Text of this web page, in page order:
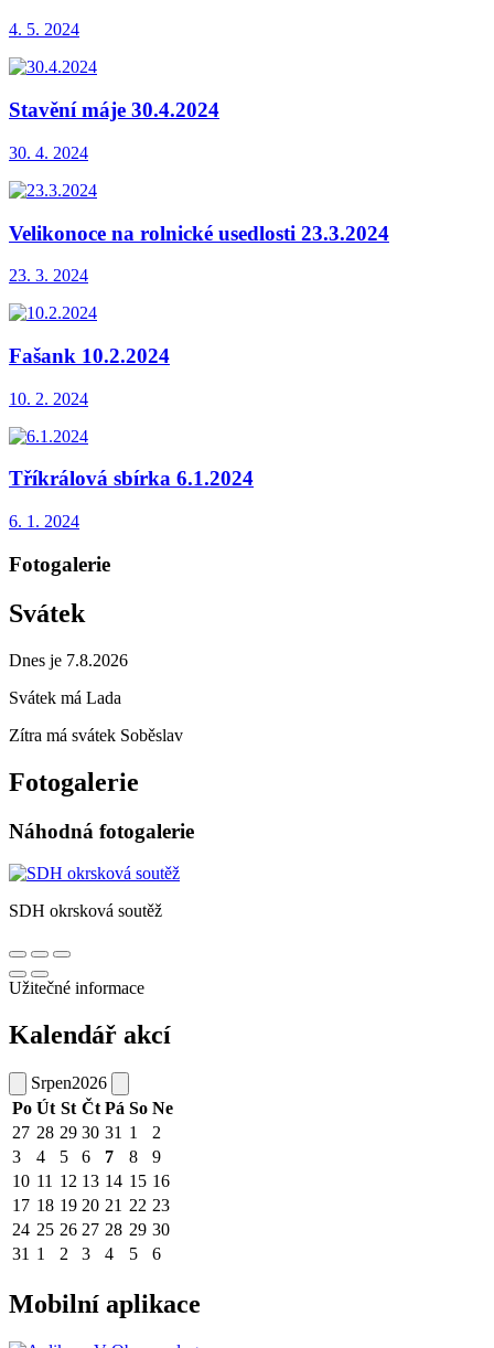
4. 5. 2024
Stavění máje 30.4.2024
30. 4. 2024
Velikonoce na rolnické usedlosti 23.3.2024
23. 3. 2024
Fašank 10.2.2024
10. 2. 2024
Tříkrálová sbírka 6.1.2024
6. 1. 2024
Fotogalerie
Svátek
Dnes je 7.8.2026
Svátek má Lada
Zítra má svátek Soběslav
Fotogalerie
Náhodná fotogalerie
SDH okrsková soutěž
Užitečné informace
Kalendář akcí
Srpen2026
Po Út St Čt Pá So Ne
27 28 29 30 31 1
2
3
4 5 6 7 8
9
10 11 12 13 14 15 16
17 18 19 20 21 22 23
24 25 26 27 28 29 30
31 1 2 3 4 5 6
Mobilní aplikace